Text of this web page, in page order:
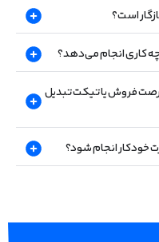
است؟
کاری انجام می‌دهد؟
فروش یا تیکت تبدیل
خودکار انجام شود؟